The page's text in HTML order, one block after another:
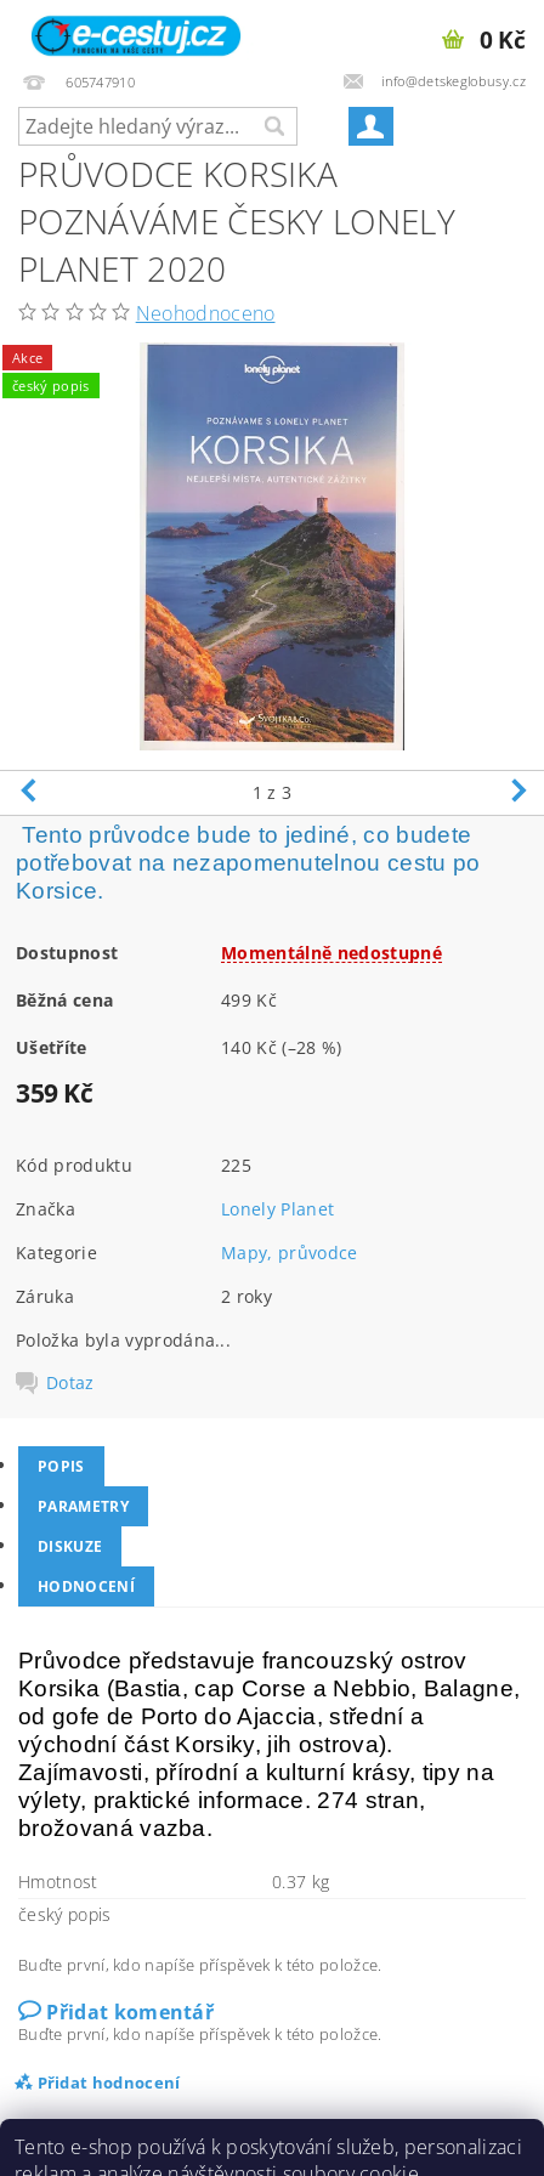
605747910 info@detskeglobusy.cz
0 Kč
PRŮVODCE KORSIKA
POZNÁVÁME ČESKY LONELY
PLANET 2020
Neohodnoceno
Akce
český popis
1 z 3
Tento průvodce bude to jediné, co budete
potřebovat na nezapomenutelnou cestu po
Korsice.
Dostupnost Momentálně nedostupné
Běžná cena 499 Kč
Ušetříte 140 Kč(–28 %)
359 Kč
Kód produktu
225
Značka
Lonely Planet
Kategorie
Mapy, průvodce
Záruka
2 roky
Položka byla vyprodána...
Dotaz
POPIS
PARAMETRY
DISKUZE
HODNOCENÍ
Průvodce představuje francouzský ostrov
Korsika (Bastia, cap Corse a Nebbio, Balagne,
od gofe de Porto do Ajaccia, střední a
východní část Korsiky, jih ostrova).
Zajímavosti, přírodní a kulturní krásy, tipy na
výlety, praktické informace. 274 stran,
brožovaná vazba.
Hmotnost
0.37 kg
český popis
Buďte první, kdo napíše příspěvek k této položce.
Přidat komentář
Buďte první, kdo napíše příspěvek k této položce.
Přidat hodnocení
Tento e-shop používá k poskytování služeb, personalizaci